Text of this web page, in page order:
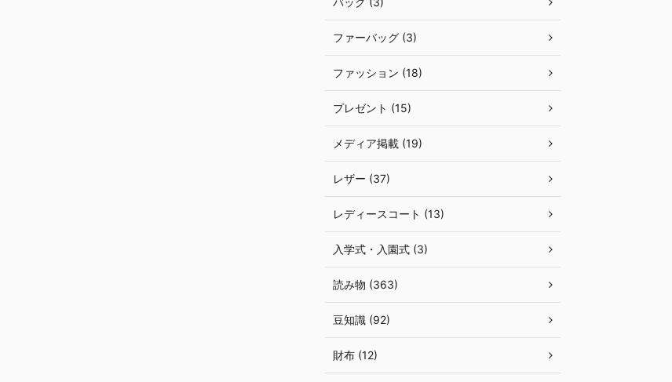
ファーバッグ (3)
ファッション (18)
プレゼント (15)
メディア掲載 (19)
レザー (37)
レディースコート (13)
入学式・入園式 (3)
読み物 (363)
豆知識 (92)
財布 (12)